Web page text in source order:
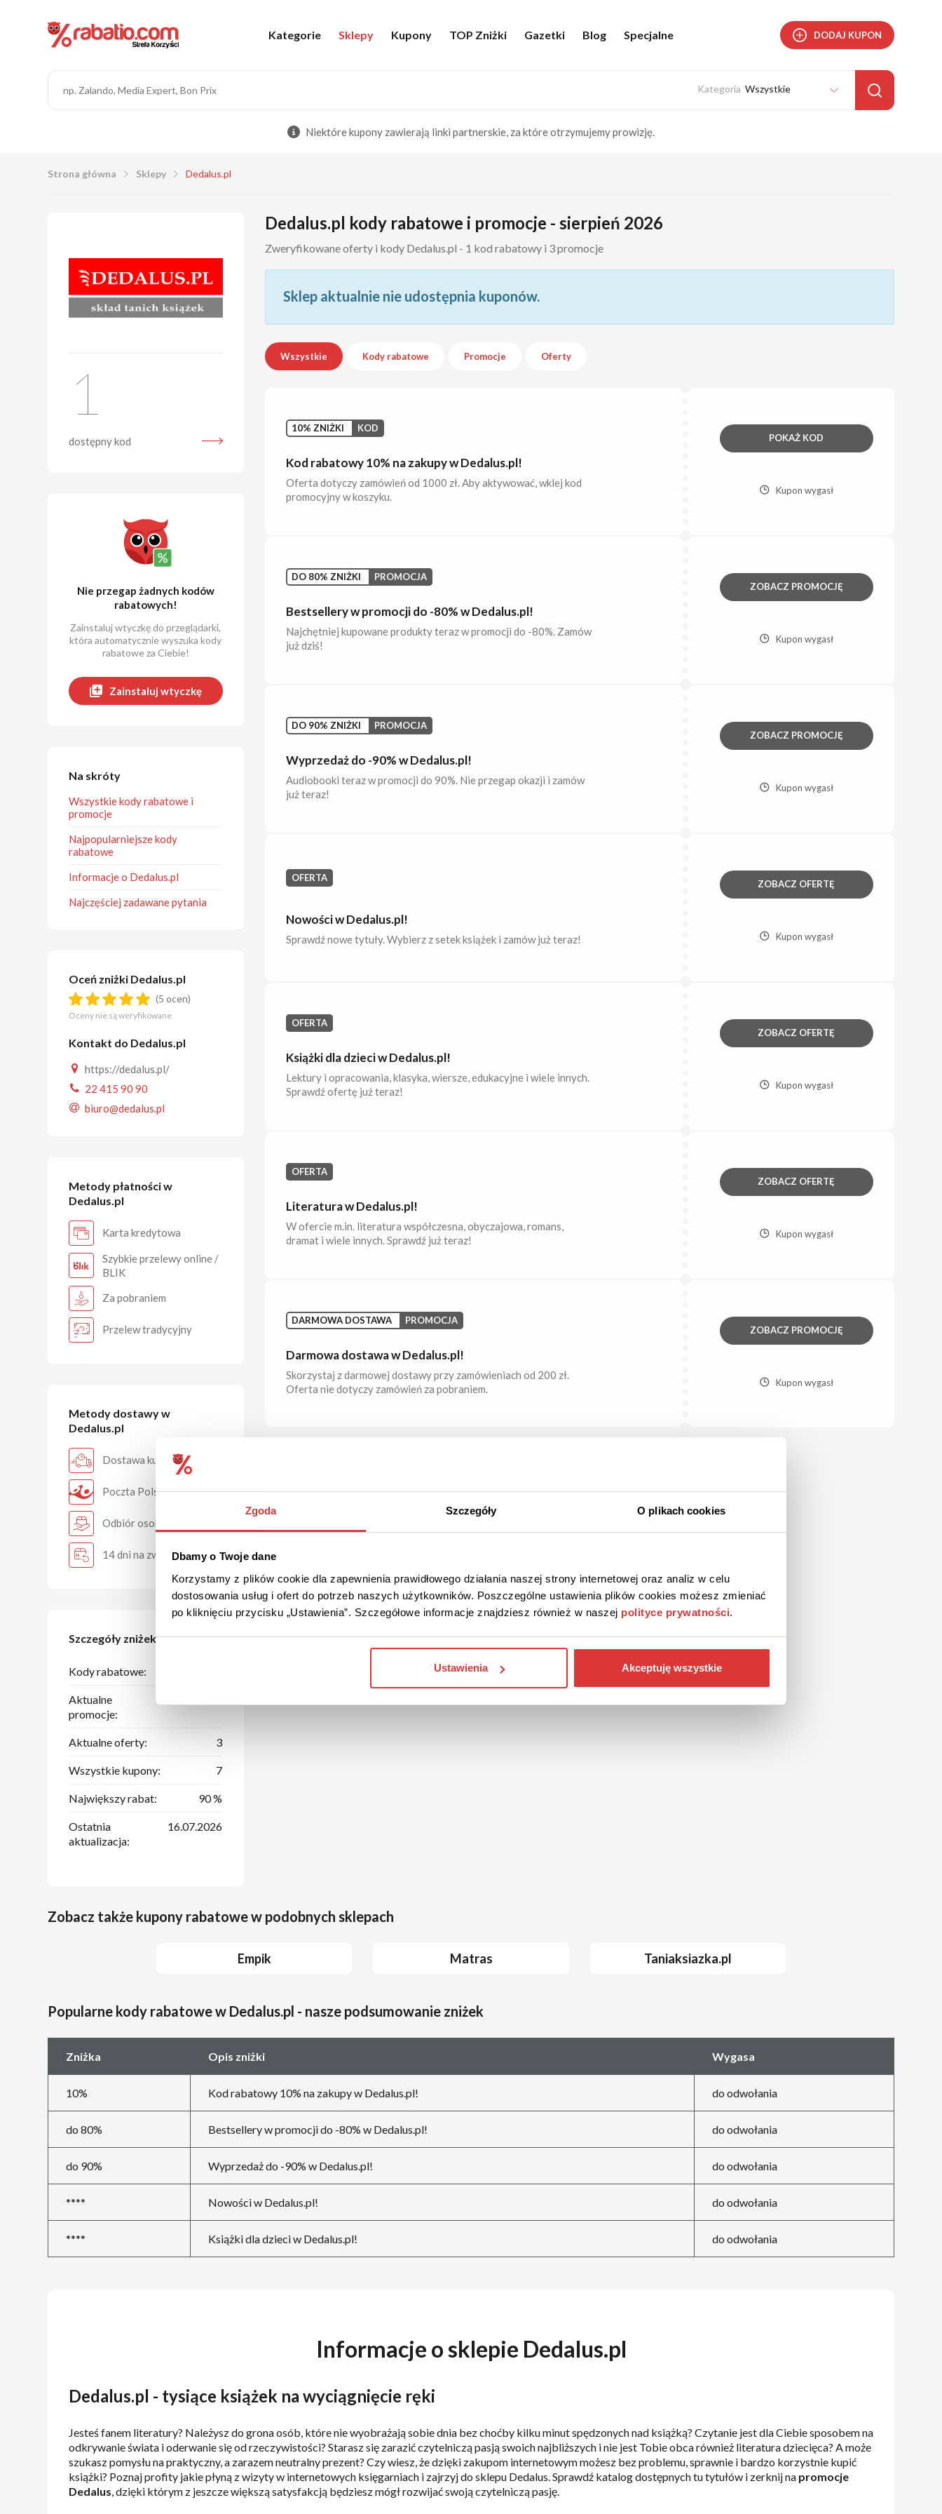
Zgoda Szczegóły O plikach cookies
Dbamy o Twoje dane
Korzystamy z plików cookie dla zapewnienia prawidłowego działania naszej strony internetowej oraz analiz w celu
dostosowania usług i ofert do potrzeb naszych użytkowników. Poszczególne ustawienia plików cookies możesz zmieniać
po kliknięciu przycisku „Ustawienia”. Szczegółowe informacje znajdziesz również w naszej polityce prywatności.
Ustawienia Akceptuję wszystkie
Kategorie Sklepy Kupony TOP Zniżki Gazetki Blog Specjalne DODAJ KUPON
Wszystkie
Niektóre kupony zawierają linki partnerskie, za które otrzymujemy prowizję.
Strona główna Sklepy Dedalus.pl
1
dostępny kod
Nie przegap żadnych kodów
rabatowych!
Zainstaluj wtyczkę do przeglądarki,
która automatycznie wyszuka kody
rabatowe za Ciebie!
Zainstaluj wtyczkę
Na skróty
Wszystkie kody rabatowe i
promocje
Najpopularniejsze kody
rabatowe
Informacje o Dedalus.pl
Najczęściej zadawane pytania
Oceń zniżki Dedalus.pl
(5 ocen)
Oceny nie są weryfikowane
Kontakt do Dedalus.pl
https://dedalus.pl/
22 415 90 90
biuro@dedalus.pl
Metody płatności w
Dedalus.pl
Karta kredytowa
Szybkie przelewy online /
BLIK
Za pobraniem
Przelew tradycyjny
Metody dostawy w
Dedalus.pl
Dostawa kurierem
Poczta Polska
Odbiór osobisty
14 dni na zwrot
Szczegóły zniżek
Kody rabatowe:
Aktualne
promocje:
Aktualne oferty: 3
Wszystkie kupony: 7
Największy rabat: 90 %
Ostatnia
aktualizacja:
16.07.2026
Dedalus.pl kody rabatowe i promocje - sierpień 2026
Zweryfikowane oferty i kody Dedalus.pl - 1 kod rabatowy i 3 promocje
Sklep aktualnie nie udostępnia kuponów.
Wszystkie Kody rabatowe Promocje Oferty
10% ZNIŻKI KOD
Kod rabatowy 10% na zakupy w Dedalus.pl!
Oferta dotyczy zamówień od 1000 zł. Aby aktywować, wklej kod
promocyjny w koszyku.
POKAŻ KOD
Kupon wygasł
DO 80% ZNIŻKI PROMOCJA
Bestsellery w promocji do -80% w Dedalus.pl!
Najchętniej kupowane produkty teraz w promocji do -80%. Zamów
już dziś!
ZOBACZ PROMOCJĘ
Kupon wygasł
DO 90% ZNIŻKI PROMOCJA
Wyprzedaż do -90% w Dedalus.pl!
Audiobooki teraz w promocji do 90%. Nie przegap okazji i zamów
już teraz!
ZOBACZ PROMOCJĘ
Kupon wygasł
OFERTA
Nowości w Dedalus.pl!
Sprawdź nowe tytuły. Wybierz z setek książek i zamów już teraz!
ZOBACZ OFERTĘ
Kupon wygasł
OFERTA
Książki dla dzieci w Dedalus.pl!
Lektury i opracowania, klasyka, wiersze, edukacyjne i wiele innych.
Sprawdź ofertę już teraz!
ZOBACZ OFERTĘ
Kupon wygasł
OFERTA
Literatura w Dedalus.pl!
W ofercie m.in. literatura współczesna, obyczajowa, romans,
dramat i wiele innych. Sprawdź już teraz!
ZOBACZ OFERTĘ
Kupon wygasł
DARMOWA DOSTAWA PROMOCJA
Darmowa dostawa w Dedalus.pl!
Skorzystaj z darmowej dostawy przy zamówieniach od 200 zł.
Oferta nie dotyczy zamówień za pobraniem.
ZOBACZ PROMOCJĘ
Kupon wygasł
Zobacz także kupony rabatowe w podobnych sklepach
Empik Matras Taniaksiazka.pl
Popularne kody rabatowe w Dedalus.pl - nasze podsumowanie zniżek
Zniżka Opis zniżki Wygasa
10% Kod rabatowy 10% na zakupy w Dedalus.pl! do odwołania
do 80% Bestsellery w promocji do -80% w Dedalus.pl! do odwołania
do 90% Wyprzedaż do -90% w Dedalus.pl! do odwołania
**** Nowości w Dedalus.pl! do odwołania
**** Książki dla dzieci w Dedalus.pl! do odwołania
Informacje o sklepie Dedalus.pl
Dedalus.pl - tysiące książek na wyciągnięcie ręki
Jesteś fanem literatury? Należysz do grona osób, które nie wyobrażają sobie dnia bez choćby kilku minut spędzonych nad książką? Czytanie jest dla Ciebie sposobem na
odkrywanie świata i oderwanie się od rzeczywistości? Starasz się zarazić czytelniczą pasją swoich najbliższych i nie jest Tobie obca również literatura dziecięca? A może
szukasz pomysłu na praktyczny, a zarazem neutralny prezent? Czy wiesz, że dzięki zakupom internetowym możesz bez problemu, sprawnie i bardzo korzystnie kupić
książki? Poznaj profity jakie płyną z wizyty w internetowych księgarniach i zajrzyj do sklepu Dedalus. Sprawdź katalog dostępnych tu tytułów i zerknij na promocje
Dedalus, dzięki którym z jeszcze większą satysfakcją będziesz mógł rozwijać swoją czytelniczą pasję.